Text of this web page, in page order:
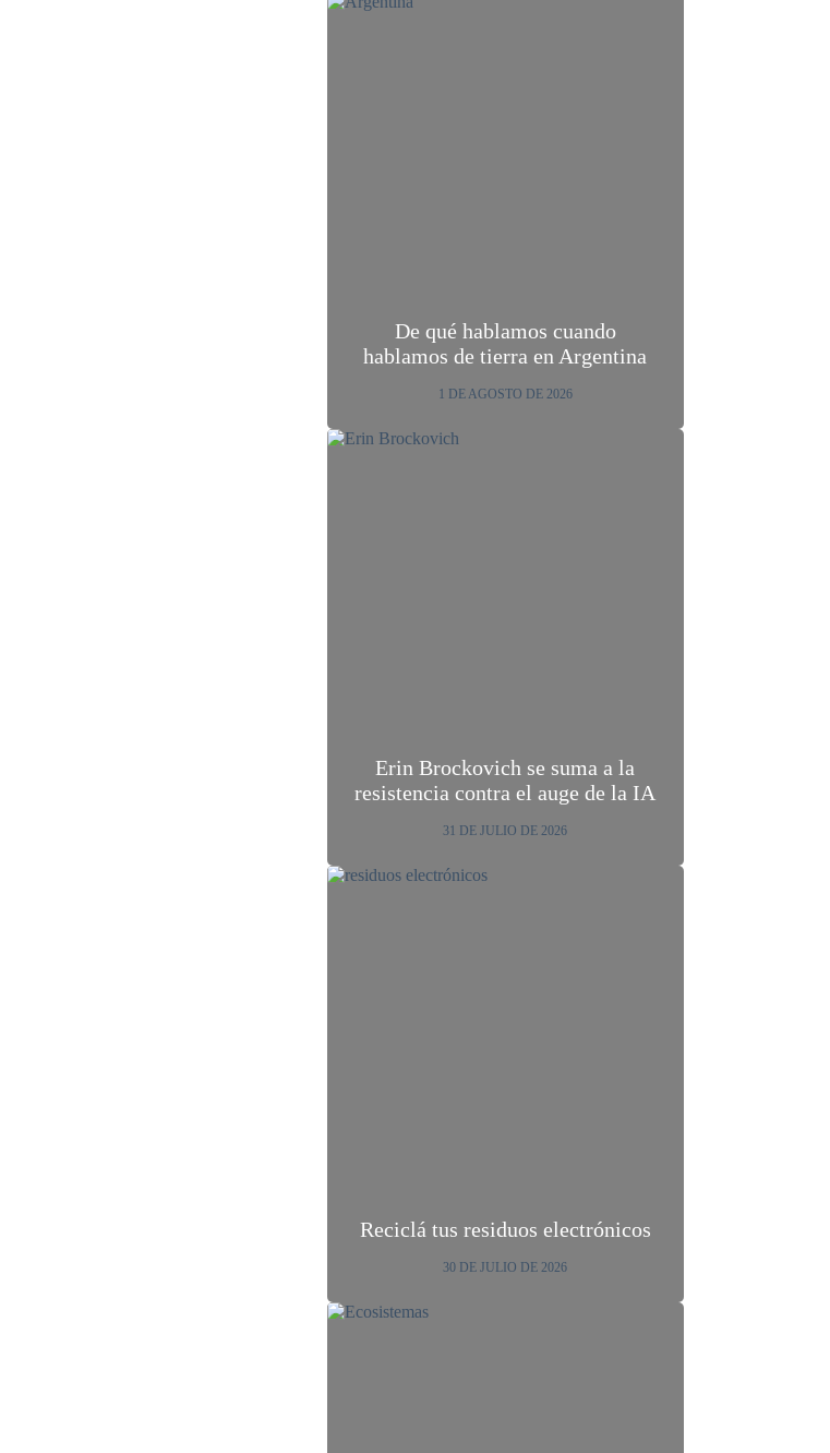
De qué hablamos cuando
hablamos de tierra en Argentina
1 DE AGOSTO DE 2026
Erin Brockovich se suma a la
resistencia contra el auge de la IA
31 DE JULIO DE 2026
Reciclá tus residuos electrónicos
30 DE JULIO DE 2026